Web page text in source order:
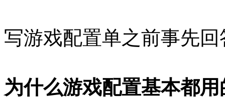
写游戏配置单之前事先
为什么游戏配置基本都